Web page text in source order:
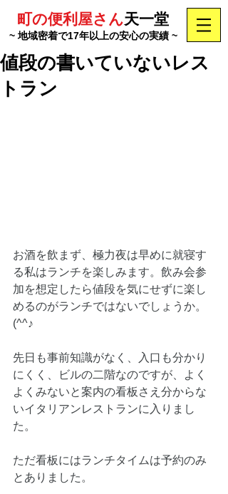
町の便利屋さん天一堂
~ 地域密着で17年以上の安心の実績 ~
値段の書いていないレス
トラン
お酒を飲まず、極力夜は早めに就寝す
る私はランチを楽しみます。飲み会参
加を想定したら値段を気にせずに楽し
めるのがランチではないでしょうか。
(^^♪
先日も事前知識がなく、入口も分かり
にくく、ビルの二階なのですが、よく
よくみないと案内の看板さえ分からな
いイタリアンレストランに入りまし
た。
ただ看板にはランチタイムは予約のみ
とありました。